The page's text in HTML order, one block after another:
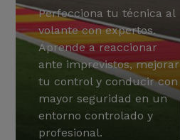
Perfecciona tu técnica al
volante con expertos.
Aprende a reaccionar
ante imprevistos, mejorar
tu control y conducir con
mayor seguridad en un
entorno controlado y
profesional.